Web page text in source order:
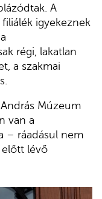
A
igyekeznek
régi, lakatlan
a szakmai
Múzeum
van a
– ráadásul nem
előtt lévő